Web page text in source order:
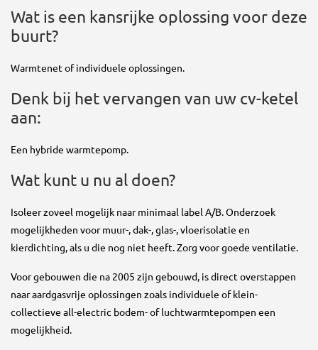
Wat is een kansrijke oplossing voor deze
buurt?
Warmtenet of individuele oplossingen.
Denk bij het vervangen van uw cv-ketel
aan:
Een hybride warmtepomp.
Wat kunt u nu al doen?
Isoleer zoveel mogelijk naar minimaal label A/B. Onderzoek
mogelijkheden voor muur-, dak-, glas-, vloerisolatie en
kierdichting, als u die nog niet heeft. Zorg voor goede ventilatie.
Voor gebouwen die na 2005 zijn gebouwd, is direct overstappen
naar aardgasvrije oplossingen zoals individuele of klein-
collectieve all-electric bodem- of luchtwarmtepompen een
mogelijkheid.